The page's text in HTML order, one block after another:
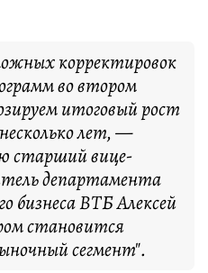
корректировок
во втором
итоговый рост
лет, —
старший вице-
департамента
бизнеса ВТБ Алексей
становится
сегмент".